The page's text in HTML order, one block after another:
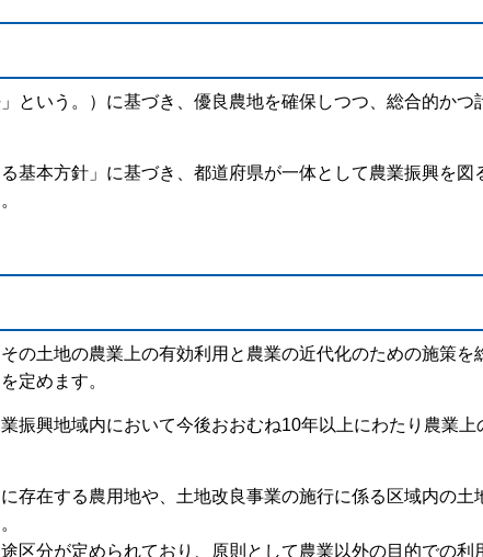
いう。）に基づき、優良農地を確保しつつ、総合的かつ
本方針」に基づき、都道府県が一体として農業振興を図
の土地の農業上の有効利用と農業の近代化のための施策を
定めます。
興地域内において今後おおむね10年以上にわたり農業上
在する農用地や、土地改良事業の施行に係る区域内の土
区分が定められており、原則として農業以外の目的での利